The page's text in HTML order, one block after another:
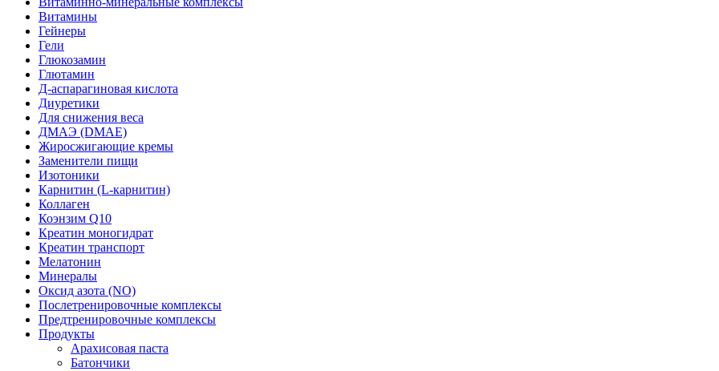
Витамины
Гейнеры
Гели
Глюкозамин
Глютамин
Д-аспарагиновая кислота
Диуретики
Для снижения веса
ДМАЭ (DMAE)
Жиросжигающие кремы
Заменители пищи
Изотоники
Карнитин (L-карнитин)
Коллаген
Коэнзим Q10
Креатин моногидрат
Креатин транспорт
Мелатонин
Минералы
Оксид азота (NO)
Послетренировочные комплексы
Предтренировочные комплексы
Продукты
Арахисовая паста
Батончики